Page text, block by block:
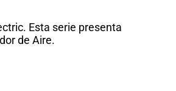
Esta serie presenta
de Aire.